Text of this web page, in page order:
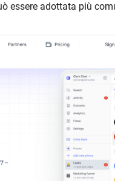
essere adottata più